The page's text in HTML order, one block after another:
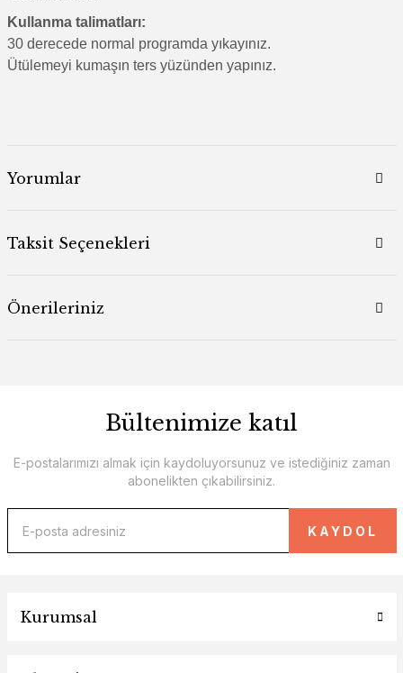
Kullanma talimatları:
30 derecede normal programda yıkayınız.
Ütülemeyi kumaşın ters yüzünden yapınız.
Yorumlar
Taksit Seçenekleri
Önerileriniz
Bültenimize katıl
E-postalarımızı almak için kaydoluyorsunuz ve istediğiniz zaman
abonelikten çıkabilirsiniz.
KAYDOL
Kurumsal